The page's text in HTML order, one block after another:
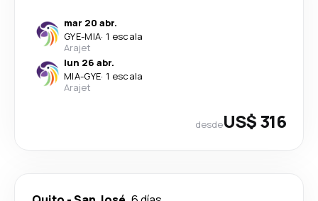
mar 20 abr.
GYE-MIA· 1 escala
Arajet
lun 26 abr.
MIA-GYE· 1 escala
Arajet
desdeUS$ 316